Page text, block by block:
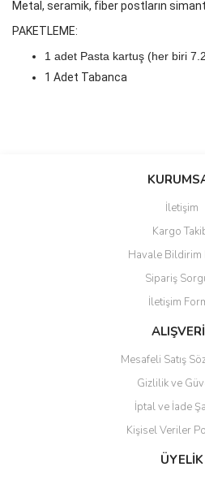
Metal, seramik, fiber postların
PAKETLEME:
1 adet Pasta kartuş (her biri
1 Adet Tabanca
Bu ürüne ilk yorumu
Ürün resmi kalitesiz, bozuk veya
Ürün açıklamasında eksik bilgiler
Ürün bilgilerinde hatalar
Ürün fiyatı diğer sitelerden daha
Bu ürüne benzer farklı alternatifler
Gönder
İletişim
Kargo
Havale Bildirim
Sipariş
İletişim
Mesafeli Satış
Gizlilik ve
İptal ve İade
Kişisel Veriler
ÜYELİK